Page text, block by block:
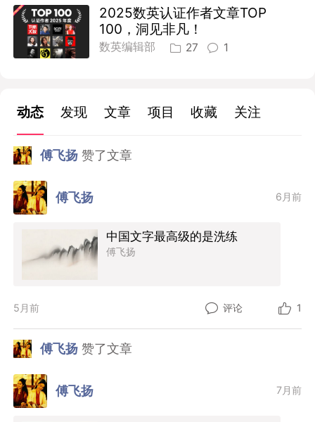
2025数英认证作者文章TOP
100，洞见非凡！
数英编辑部 27 1
动态 发现 文章 项目 收藏 关注
傅飞扬 赞了文章
傅飞扬 6月前
中国文字最高级的是洗练
傅飞扬
5月前 评论 1
傅飞扬 赞了文章
傅飞扬 7月前